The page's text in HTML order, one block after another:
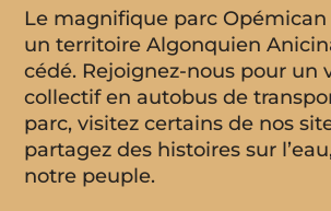
Le magnifique parc Opémican
un territoire Algonquien
cédé. Rejoignez-nous pour un
collectif en autobus de
parc, visitez certains de nos
partagez des histoires sur
notre peuple.